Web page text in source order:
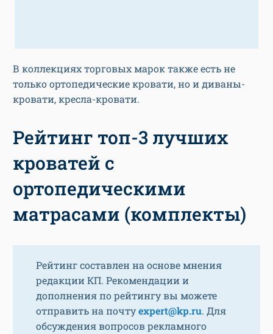
В коллекциях торговых марок также есть не
только ортопедические кровати, но и диваны-
кровати, кресла-кровати.
Рейтинг топ-3 лучших
кроватей с
ортопедическими
матрасами (комплекты)
Рейтинг составлен на основе мнения
редакции КП. Рекомендации и
дополнения по рейтингу вы можете
отправить на почтуexpert@kp.ru. Для
обсуждения вопросов рекламного